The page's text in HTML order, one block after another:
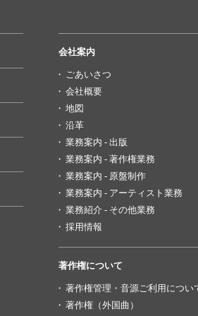
会社案内
ごあいさつ
会社概要
地図
沿革
業務案内 - 出版
業務案内 - 著作権業務
業務案内 - 原盤制作
業務案内 - アーティスト業務
業務紹介 - その他業務
採用情報
著作権について
著作権管理・音源ご利用につい
著作権（外国曲）